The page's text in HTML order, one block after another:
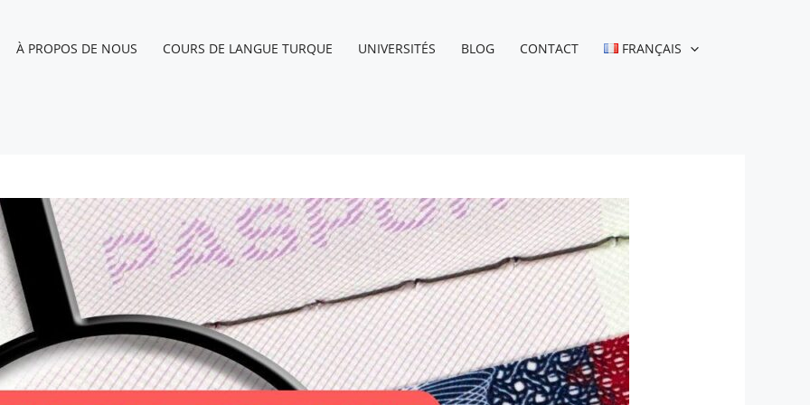
À PROPOS DE NOUS COURS DE LANGUE TURQUE UNIVERSITÉS BLOG CONTACT FRANÇAIS